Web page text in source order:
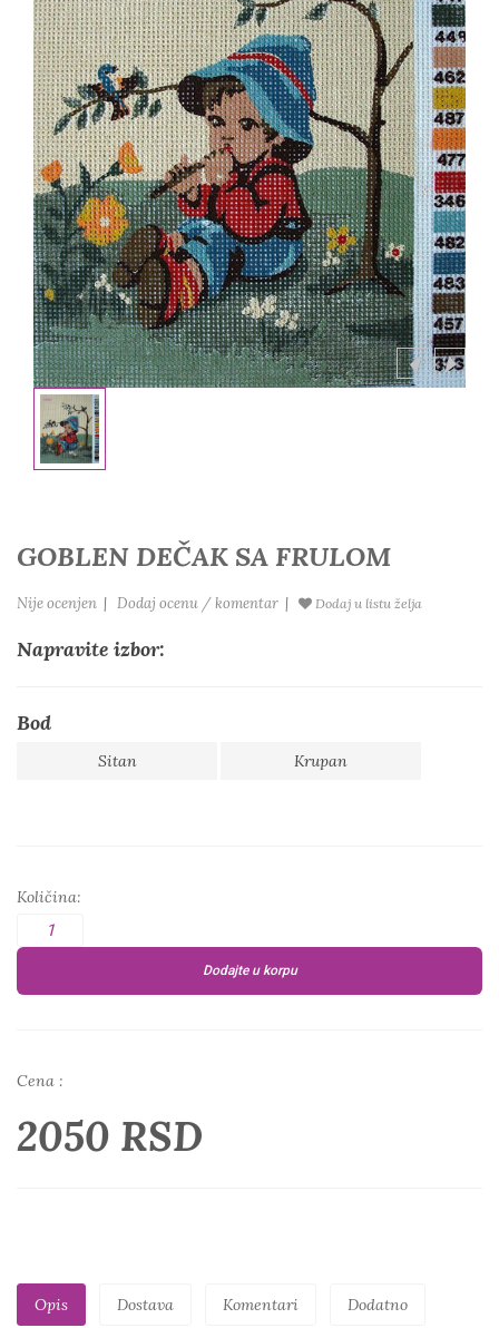
GOBLEN DEČAK SA FRULOM
Nije ocenjen | Dodaj ocenu / komentar | Dodaj u listu želja
Napravite izbor:
Bod
Sitan Krupan
Količina:
Dodajte u korpu
Cena :
2050 RSD
Opis Dostava Komentari Dodatno